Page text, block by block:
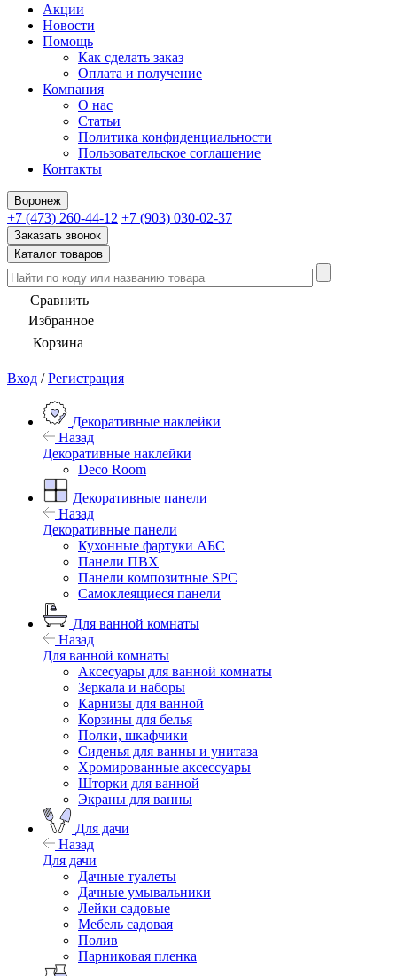
Акции
Новости
Помощь
Как сделать заказ
Оплата и получение
Компания
О нас
Статьи
Политика конфиденциальности
Пользовательское соглашение
Контакты
Воронеж
+7 (473) 260-44-12 +7 (903) 030-02-37
Заказать звонок
Каталог товаров
Сравнить
Избранное
Корзина
Вход / Регистрация
Декоративные наклейки
Назад
Декоративные наклейки
Deco Room
Декоративные панели
Назад
Декоративные панели
Кухонные фартуки АБС
Панели ПВХ
Панели композитные SPC
Самоклеящиеся панели
Для ванной комнаты
Назад
Для ванной комнаты
Аксесуары для ванной комнаты
Зеркала и наборы
Карнизы для ванной
Корзины для белья
Полки, шкафчики
Сиденья для ванны и унитаза
Хромированные аксессуары
Шторки для ванной
Экраны для ванны
Для дачи
Назад
Для дачи
Дачные туалеты
Дачные умывальники
Лейки садовые
Мебель садовая
Полив
Парниковая пленка